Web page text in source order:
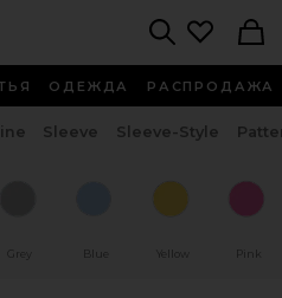
ОДЕЖДА РАСПРОДАЖА
Sleeve Sleeve-Style
Grey Blue Yellow Pink